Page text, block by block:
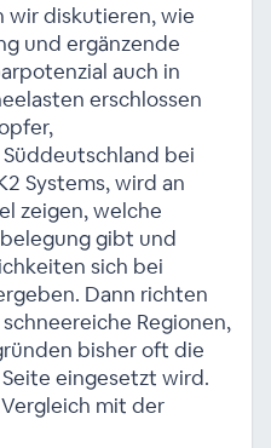
wir diskutieren, wie
und ergänzende
auch in
erschlossen
bei
Systems, wird an
zeigen, welche
gibt und
sich bei
Dann richten
Regionen,
bisher oft die
eingesetzt wird.
mit der